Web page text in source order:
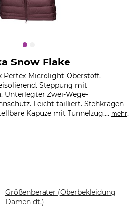
Snow Flake
Pertex-Microlight-Oberstoff.
Steppung mit
Unterlegter Zwei-Wege-
Leicht tailliert. Stehkragen
Kapuze mit Tunnelzug.... mehr.
Größenberater (Oberbekleidung
Damen dt.)